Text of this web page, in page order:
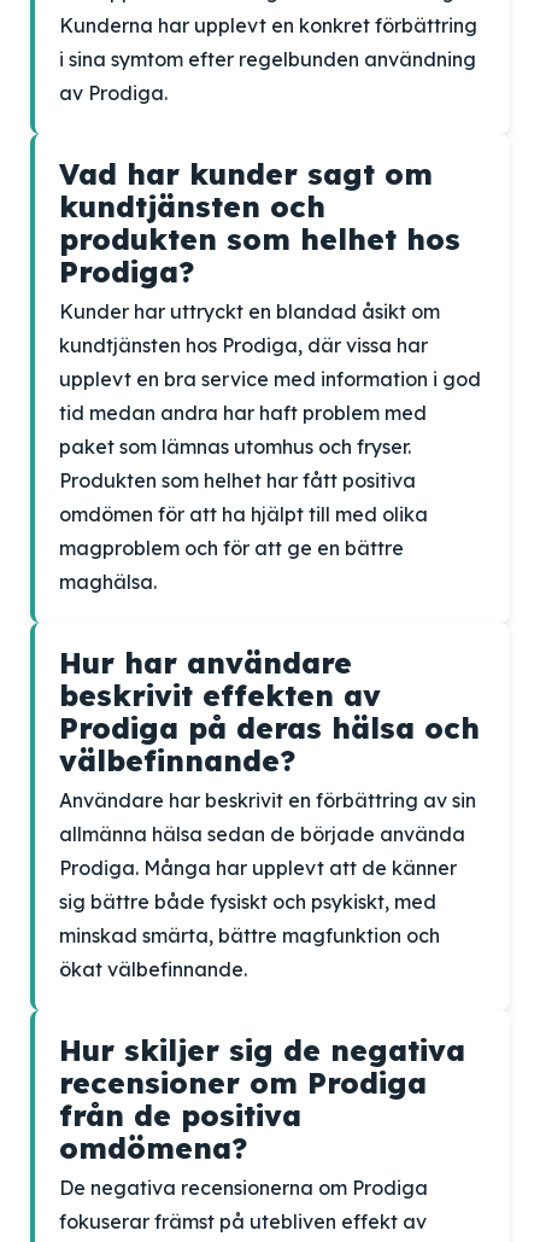
Kunderna har upplevt en konkret förbättring
i sina symtom efter regelbunden användning
av Prodiga.
Vad har kunder sagt om
kundtjänsten och
produkten som helhet hos
Prodiga?
Kunder har uttryckt en blandad åsikt om
kundtjänsten hos Prodiga, där vissa har
upplevt en bra service med information i god
tid medan andra har haft problem med
paket som lämnas utomhus och fryser.
Produkten som helhet har fått positiva
omdömen för att ha hjälpt till med olika
magproblem och för att ge en bättre
maghälsa.
Hur har användare
beskrivit effekten av
Prodiga på deras hälsa och
välbefinnande?
Användare har beskrivit en förbättring av sin
allmänna hälsa sedan de började använda
Prodiga. Många har upplevt att de känner
sig bättre både fysiskt och psykiskt, med
minskad smärta, bättre magfunktion och
ökat välbefinnande.
Hur skiljer sig de negativa
recensioner om Prodiga
från de positiva
omdömena?
De negativa recensionerna om Prodiga
fokuserar främst på utebliven effekt av